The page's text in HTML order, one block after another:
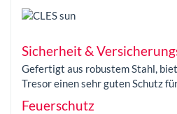
Sicherheit &
Gefertigt aus robustem Stahl,
Tresor einen sehr guten Schutz
Feuerschutz